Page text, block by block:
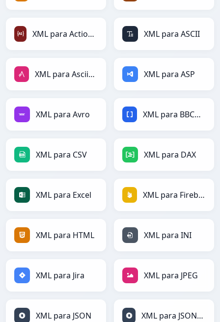
XML para ActionScript XML para ASCII
XML para AsciiDoc XML para ASP
XML para Avro XML para BBCode
XML para CSV XML para DAX
XML para Excel XML para Firebase
XML para HTML XML para INI
XML para Jira XML para JPEG
XML para JSON XML para JSONLines